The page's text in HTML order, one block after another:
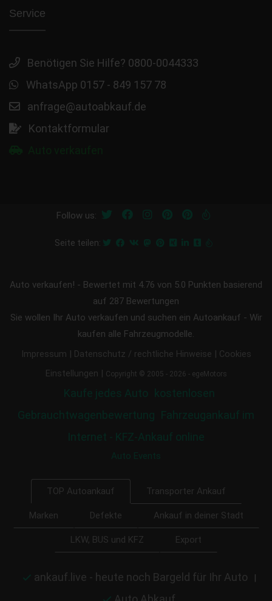
Service
Benötigen Sie Hilfe? 0800-0044333
WhatsApp 0157 - 849 157 78
anfrage@autoabkauf.de
Kontaktformular
Follow us:
Seite teilen:
Auto verkaufen! - Bewertet mit 4.76 von 5.0 Punkten basierend
auf 287 Bewertungen
Sie wollen Ihr Auto verkaufen und suchen ein Autoankauf - Wir
kaufen alle Fahrzeugmodelle.
Impressum | Datenschutz / rechtliche Hinweise | Cookies
Einstellungen | Copyright © 2005 - 2026 - egeMotors
Kaufe jedes Auto kostenlosen
Gebrauchtwagenbewertung Fahrzeugankauf im
Internet - KFZ-Ankauf online
Auto Events
TOP Autoankauf Transporter Ankauf
Marken Defekte Ankauf in deiner Stadt
LKW, BUS und KFZ Export
ankauf.live - heute noch Bargeld für Ihr Auto |